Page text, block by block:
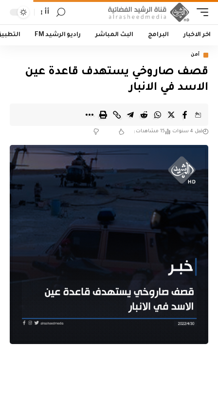
أأ
اخر الاخبار البرامج البث المباشر راديو الرشيد FM
أمن
قصف صاروخي يستهدف قاعدة عين
الاسد في الانبار
قبل 4 سنوات 15 مشاهدات